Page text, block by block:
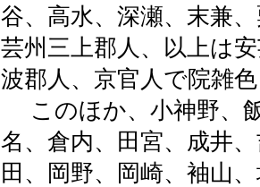
谷、高水、深瀬、末兼
芸州三上郡人、以上は
波郡人、京官人で院雑
このほか、小神野、
名、倉内、田宮、成井
田、岡野、岡崎、袖山